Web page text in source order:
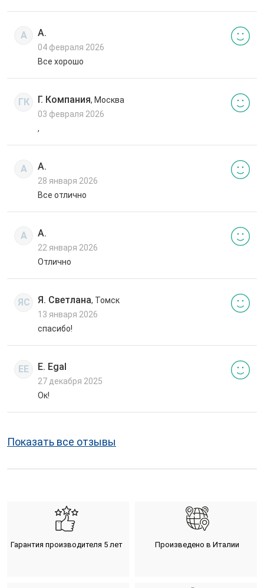
А А.
04 февраля 2026
Все хорошо
ГК Г. Компания, Москва
03 февраля 2026
,
А А.
28 января 2026
Все отлично
А А.
22 января 2026
Отлично
ЯС Я. Светлана, Томск
13 января 2026
спасибо!
EE E. Egal
27 декабря 2025
Ок!
Показать все отзывы
Гарантия производителя 5 лет Произведено в Италии